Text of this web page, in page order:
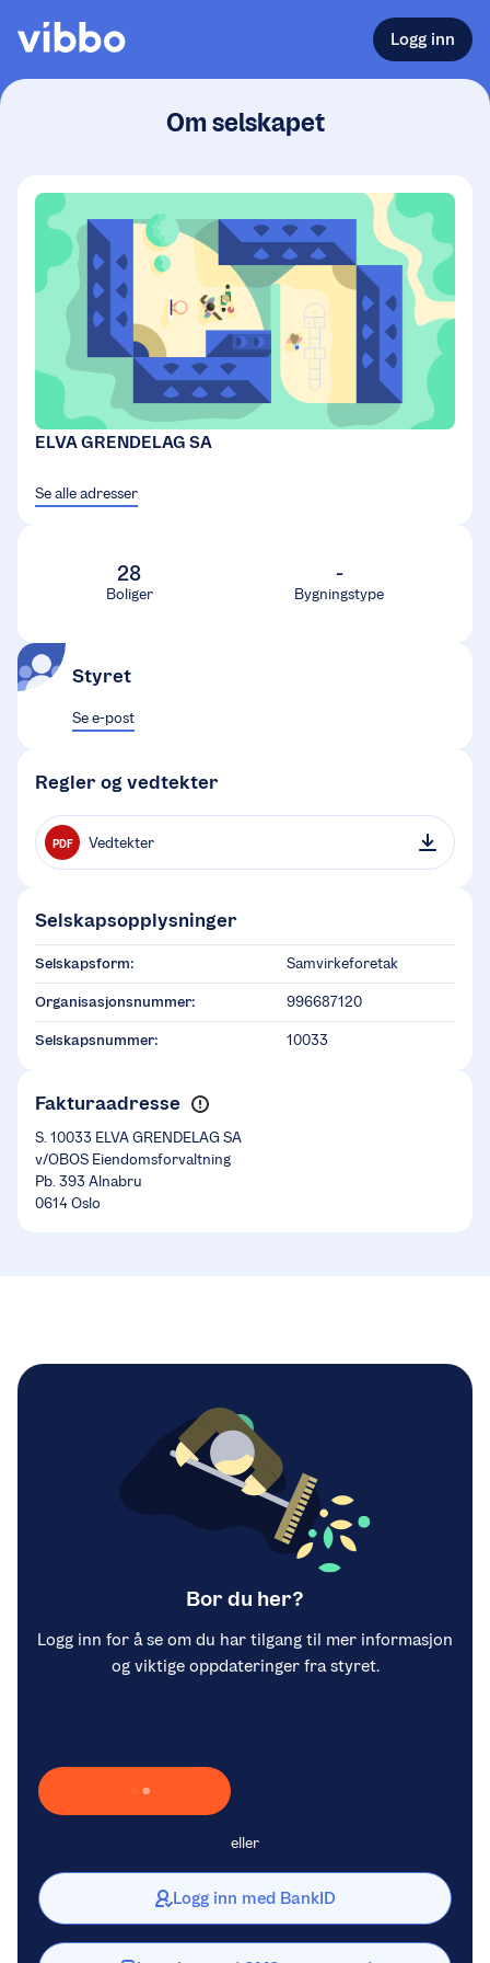
Logg inn
Om selskapet
ELVA GRENDELAG SA
Se alle adresser
28
Boliger
-
Bygningstype
Styret
Se e-post
Regler og vedtekter
PDF Vedtekter
Selskapsopplysninger
Selskapsform: Samvirkeforetak
Organisasjonsnummer: 996687120
Selskapsnummer: 10033
Fakturaadresse
S. 10033 ELVA GRENDELAG SA
v/OBOS Eiendomsforvaltning
Pb. 393 Alnabru
0614 Oslo
Bor du her?
Logg inn for å se om du har tilgang til mer informasjon
og viktige oppdateringer fra styret.
Laster inn Vipps …
eller
Logg inn med BankID